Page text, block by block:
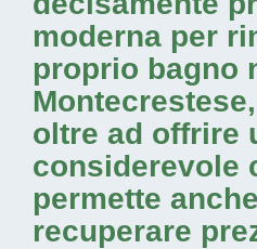
moderna per
proprio bagno
oltre ad offrire
considerevole
permette
recuperare